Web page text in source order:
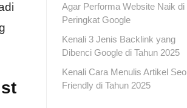
Agar Performa Website Naik di
Peringkat Google
Kenali 3 Jenis Backlink yang
Dibenci Google di Tahun 2025
Kenali Cara Menulis Artikel Seo
Friendly di Tahun 2025